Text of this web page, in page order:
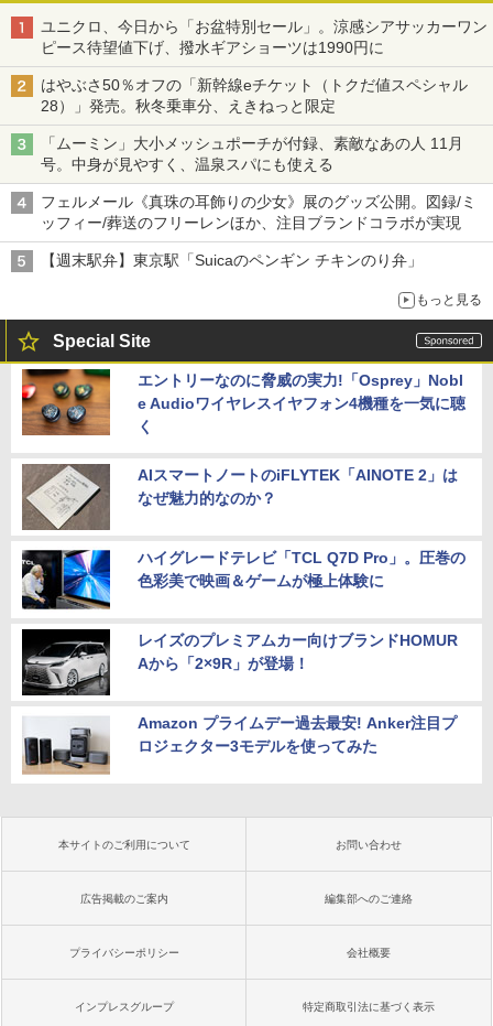
ユニクロ、今日から「お盆特別セール」。涼感シアサッカーワン
ピース待望値下げ、撥水ギアショーツは1990円に
はやぶさ50％オフの「新幹線eチケット（トクだ値スペシャル
28）」発売。秋冬乗車分、えきねっと限定
「ムーミン」大小メッシュポーチが付録、素敵なあの人 11月
号。中身が見やすく、温泉スパにも使える
フェルメール《真珠の耳飾りの少女》展のグッズ公開。図録/ミ
ッフィー/葬送のフリーレンほか、注目ブランドコラボが実現
【週末駅弁】東京駅「Suicaのペンギン チキンのり弁」
もっと見る
Special Site
エントリーなのに脅威の実力!「Osprey」Nobl
e Audioワイヤレスイヤフォン4機種を一気に聴
く
AIスマートノートのiFLYTEK「AINOTE 2」は
なぜ魅力的なのか？
ハイグレードテレビ「TCL Q7D Pro」。圧巻の
色彩美で映画＆ゲームが極上体験に
レイズのプレミアムカー向けブランドHOMUR
Aから「2×9R」が登場！
Amazon プライムデー過去最安! Anker注目プ
ロジェクター3モデルを使ってみた
本サイトのご利用について お問い合わせ
広告掲載のご案内 編集部へのご連絡
プライバシーポリシー 会社概要
インプレスグループ 特定商取引法に基づく表示